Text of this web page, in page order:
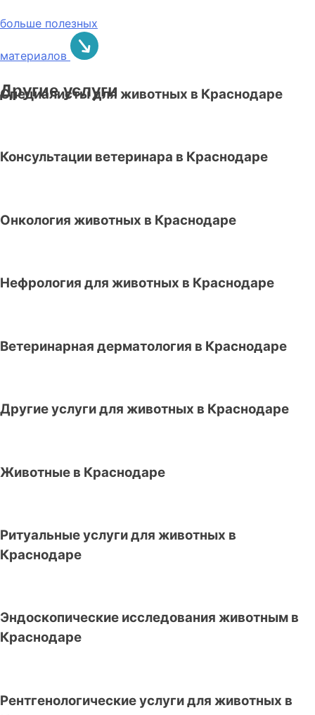
больше полезных
материалов
Другие услуги
Специалисты для животных в Краснодаре
Консультации ветеринара в Краснодаре
Онкология животных в Краснодаре
Нефрология для животных в Краснодаре
Ветеринарная дерматология в Краснодаре
Другие услуги для животных в Краснодаре
Животные в Краснодаре
Ритуальные услуги для животных в
Краснодаре
Эндоскопические исследования животным в
Краснодаре
Рентгенологические услуги для животных в